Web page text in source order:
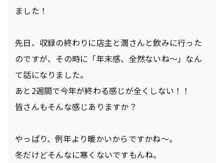
ました！
先日、収録の終わりに店主と潤さんと飲みに行った
のですが、その時に「年末感、全然ないね～」なん
て話になりました。
あと2週間で今年が終わる感じが全くしない！！
皆さんもそんな感じありますか？
やっぱり、例年より暖かいからですかね～。
冬だけどそんなに寒くないですもんね。